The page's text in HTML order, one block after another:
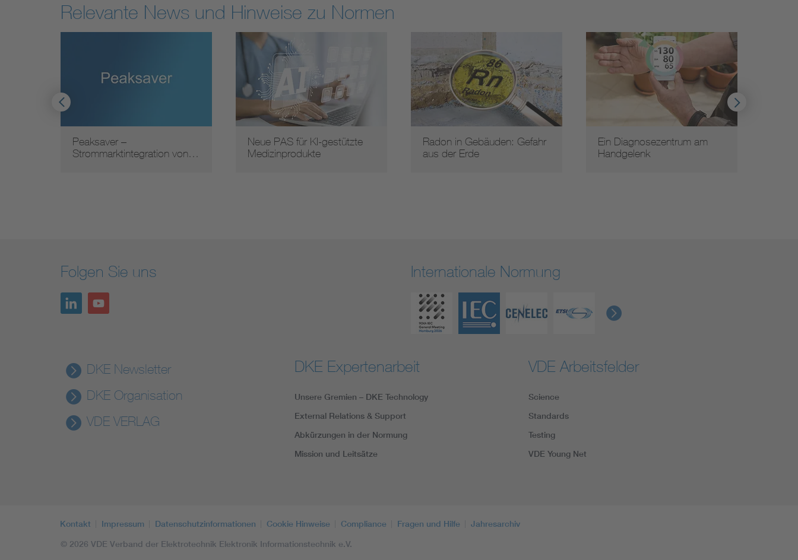
Relevante News und Hinweise zu Normen
Peaksaver –
Strommarktintegration von…
Neue PAS für KI-gestützte
Medizinprodukte
Radon in Gebäuden: Gefahr
aus der Erde
Ein Diagnosezentrum am
Handgelenk
Folgen Sie uns Internationale Normung
DKE Newsletter
DKE Organisation
VDE VERLAG
DKE Expertenarbeit
Unsere Gremien – DKE Technology
External Relations & Support
Abkürzungen in der Normung
Mission und Leitsätze
VDE Arbeitsfelder
Science
Standards
Testing
VDE Young Net
Kontakt Impressum Datenschutzinformationen Cookie Hinweise Compliance Fragen und Hilfe
Jahresarchiv
© 2026 VDE Verband der Elektrotechnik Elektronik Informationstechnik e.V.